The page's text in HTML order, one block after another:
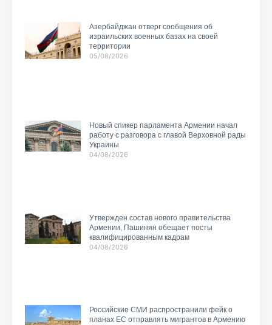
Азербайджан отверг сообщения об
израильских военных базах на своей
территории
05/08/2026
Новый спикер парламента Армении начал
работу с разговора с главой Верховной рады
Украины
04/08/2026
Утвержден состав нового правительства
Армении, Пашинян обещает посты
квалифицированным кадрам
04/08/2026
Российские СМИ распространили фейк о
планах ЕС отправлять мигрантов в Армению